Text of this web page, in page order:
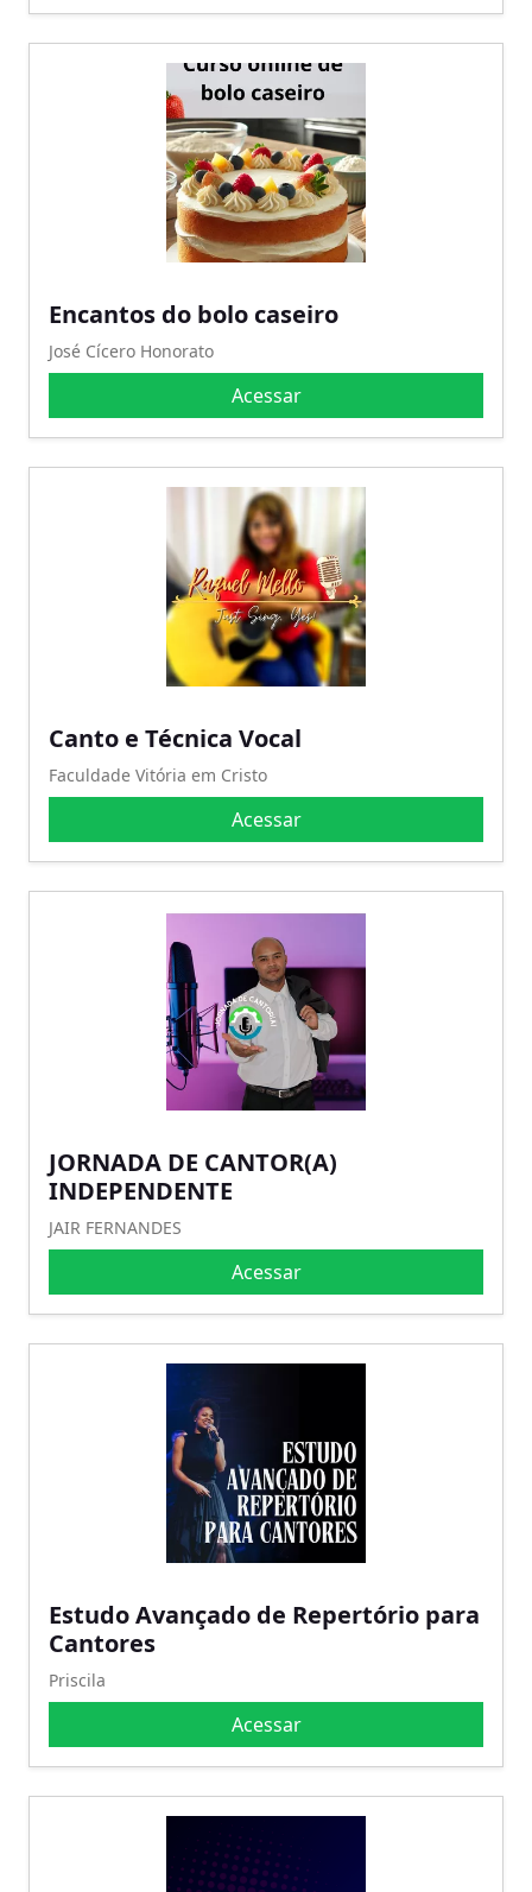
Encantos do bolo caseiro
José Cícero Honorato
Acessar
Canto e Técnica Vocal
Faculdade Vitória em Cristo
Acessar
JORNADA DE CANTOR(A)
INDEPENDENTE
JAIR FERNANDES
Acessar
Estudo Avançado de Repertório para
Cantores
Priscila
Acessar